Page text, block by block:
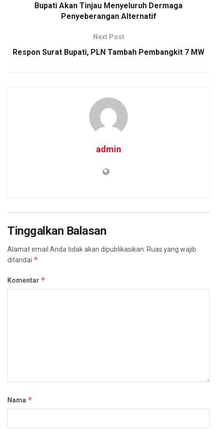
Bupati Akan Tinjau Menyeluruh Dermaga
Penyeberangan Alternatif
Next Post
Respon Surat Bupati, PLN Tambah Pembangkit 7 MW
admin
Tinggalkan Balasan
Alamat email Anda tidak akan dipublikasikan. Ruas yang wajib
ditandai *
Komentar *
Nama *